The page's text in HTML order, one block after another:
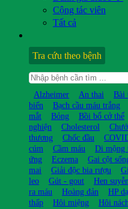
Cộng tác viên
Tất cả
Tra cứu theo bệnh
Alzheimer An thai Bài
biến
Bạch cầu máu trắng
mắt
Bỏng Bồi bổ cở thể
nghiện
Cholesterol
thương
Chốc đầu
cúm
Cầm máu Di mộng
ứng
Eczema Gai cột
mai
Giải độc bia rượu
leo
Gút - gout Hen
ra máu
Hoàng đản HP
thấp
Hôi miệng Hôi